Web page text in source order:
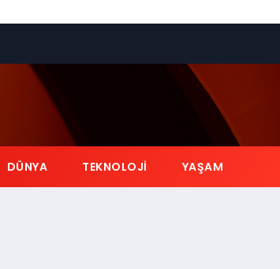
DÜNYA TEKNOLOJI YAŞAM